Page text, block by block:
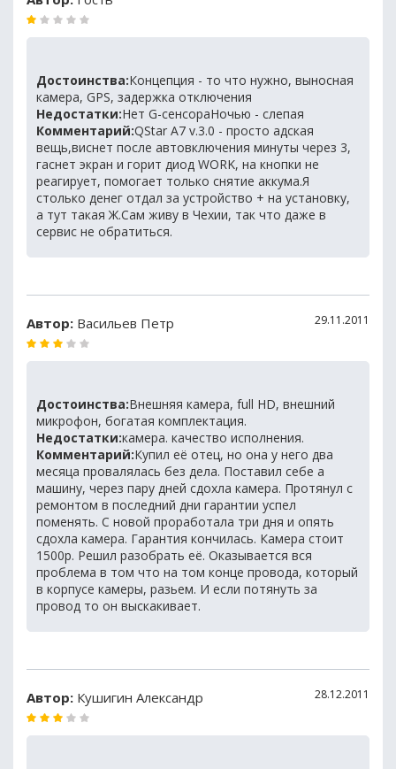
Достоинства:Концепция - то что нужно, выносная
камера, GPS, задержка отключения
Недостатки:Нет G-сенсораНочью - слепая
Комментарий:QStar A7 v.3.0 - просто адская
вещь,виснет после автовключения минуты через 3,
гаснет экран и горит диод WORK, на кнопки не
реагирует, помогает только снятие аккума.Я
столько денег отдал за устройство + на установку,
а тут такая Ж.Сам живу в Чехии, так что даже в
сервис не обратиться.
Автор: Васильев Петр 29.11.2011
Достоинства:Внешняя камера, full HD, внешний
микрофон, богатая комплектация.
Недостатки:камера. качество исполнения.
Комментарий:Купил её отец, но она у него два
месяца провалялась без дела. Поставил себе а
машину, через пару дней сдохла камера. Протянул с
ремонтом в последний дни гарантии успел
поменять. С новой проработала три дня и опять
сдохла камера. Гарантия кончилась. Камера стоит
1500р. Решил разобрать её. Оказывается вся
проблема в том что на том конце провода, который
в корпусе камеры, разьем. И если потянуть за
провод то он выскакивает.
Автор: Кушигин Александр 28.12.2011